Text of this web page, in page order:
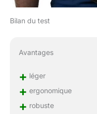
Bilan du test
Avantages
+ léger
+ ergonomique
+ robuste